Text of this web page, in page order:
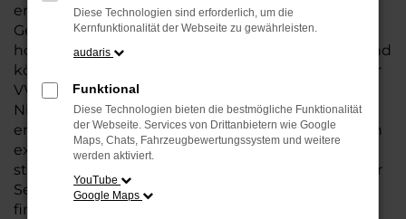
erhaltenes Fahrzeug suchen. Mit einem
Gebrauchtwagen von uns fahren Sie ein
hochwertiges Auto zu einem attraktiven Preis – und
können sich auf geprüfte Qualität verlassen. Als Ihr
VW Autohaus in Bremen, Bremerhaven und
Niedersachsen bieten wir Ihnen nicht nur
erstklassige Gebrauchtwagen, sondern auch einen
exzellenten Service. Unsere erfahrenen Berater
stehen Ihnen mit fachkundiger Unterstützung zur
Seite und helfen Ihnen, das ideale Fahrzeug zu
finden.
Diese Technologien sind erforderlich, um die
Kernfunktionalität der Webseite zu gewährleisten.
audaris
Funktional
Diese Technologien bieten die bestmögliche Funktionalität
der Webseite. Services von Drittanbietern wie Google
Maps, Chats, Fahrzeugbewertungssystem und weitere
werden aktiviert.
YouTube
Google Maps